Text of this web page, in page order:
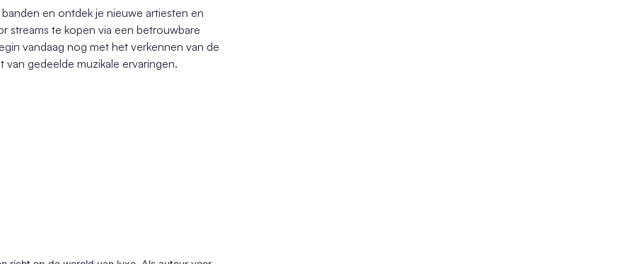
en ontdek je nieuwe artiesten en
streams te kopen via een betrouwbare
vandaag nog met het verkennen van de
gedeelde muzikale ervaringen.